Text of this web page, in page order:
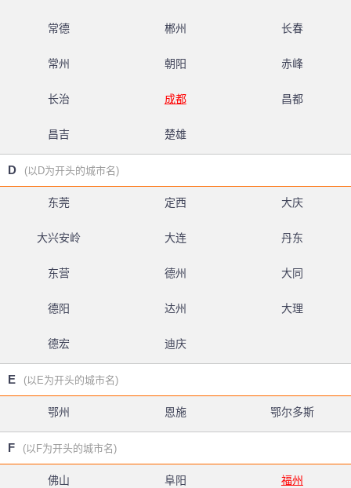
常德 郴州 长春
常州 朝阳 赤峰
长治 成都 昌都
昌吉 楚雄
D (以D为开头的城市名)
东莞 定西 大庆
大兴安岭 大连 丹东
东营 德州 大同
德阳 达州 大理
德宏 迪庆
E (以E为开头的城市名)
鄂州 恩施 鄂尔多斯
F (以F为开头的城市名)
佛山 阜阳 福州